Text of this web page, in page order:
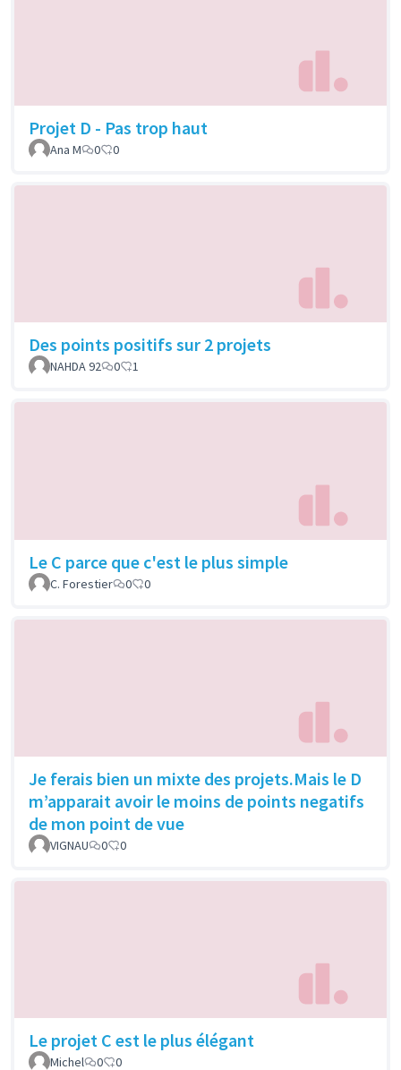
Projet D - Pas trop haut
Ana M 0 0
Des points positifs sur 2 projets
NAHDA 92 0 1
Le C parce que c'est le plus simple
C. Forestier 0 0
Je ferais bien un mixte des projets.Mais le D
m’apparait avoir le moins de points negatifs
de mon point de vue
VIGNAU 0 0
Le projet C est le plus élégant
Michel 0 0